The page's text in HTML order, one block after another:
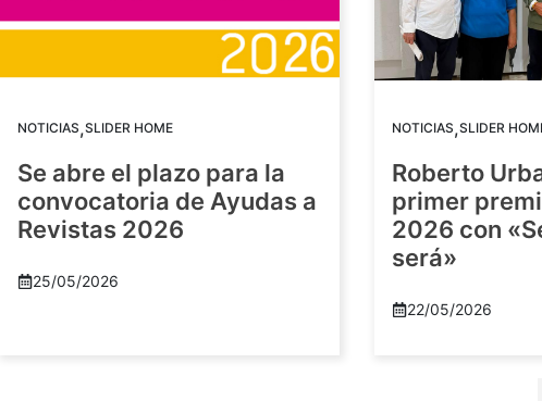
NOTICIAS,SLIDER HOME
Se abre el plazo para la
convocatoria de Ayudas a
Revistas 2026
25/05/2026
NOTICIAS,SLIDER
Roberto
primer
2026 con
será»
22/05/2026